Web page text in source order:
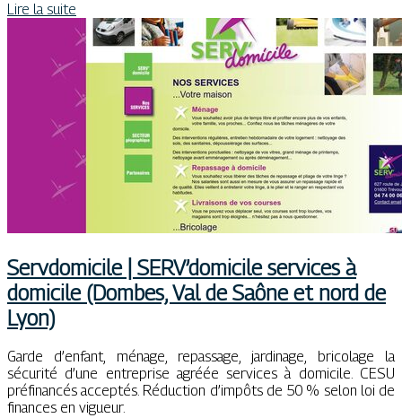
Lire la suite
Servdomici­le | SERV’domicile services à
domicile (Dombes, Val de Saône et nord de
Lyon)
Garde d’enfant, ménage, repassage, jardinage, bricolage la
sécurité d’une entreprise agréée services à domicile. CESU
préfinancés acceptés. Réduction d’impôts de 50 % selon loi de
finances en vigueur.